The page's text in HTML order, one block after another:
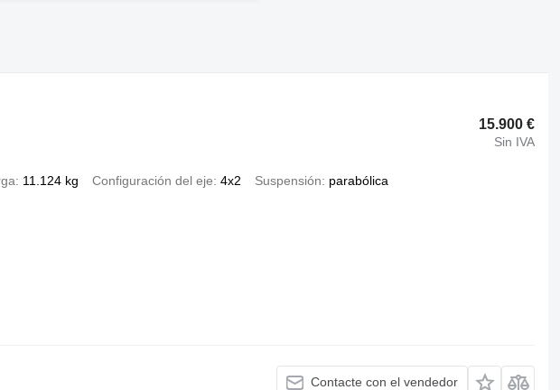
15.900 €
Sin IVA
11.124 kg Configuración del eje 4x2 Suspensión
parabólica
Contacte con el vendedor